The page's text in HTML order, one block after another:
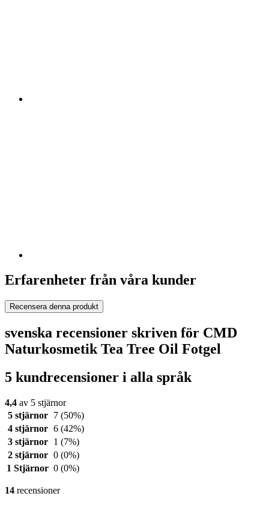
Erfarenheter från våra kunder
Recensera denna produkt
svenska recensioner skriven för CMD
Naturkosmetik Tea Tree Oil Fotgel
5 kundrecensioner i alla språk
4,4 av 5 stjärnor
5 stjärnor
7 (50%)
4 stjärnor 6 (42%)
3 stjärnor
1 (7%)
2 stjärnor 0 (0%)
1 Stjärnor 0 (0%)
14 recensioner